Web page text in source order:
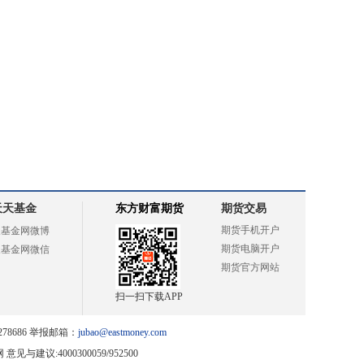
基金
金网微博
金网微信
东方财富期货
扫一扫下载APP
期货交易
期货手机开户
期货电脑开户
期货官方网站
举报邮箱： jubao@eastmoney.com
意见与建议:4000300059/952500